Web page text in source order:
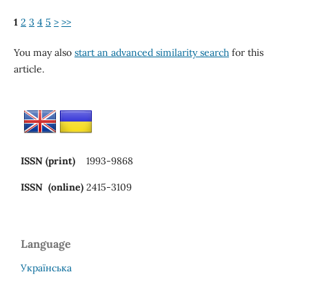
1 2 3 4 5 > >>
You may also start an advanced similarity searchfor this
article.
ISSN (print) 1993-9868
ISSN (online) 2415-3109
Language
Українська